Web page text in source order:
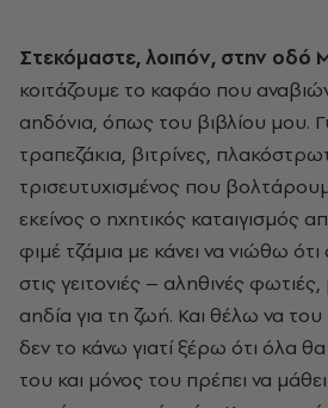
Στεκόμαστε, λοιπόν, στην
κοιτάζουμε το καφάο που
αηδόνια, όπως του βιβλίου μου.
τραπεζάκια, βιτρίνες,
τρισευτυχισμένος που
εκείνος ο ηχητικός καταιγισμός
φιμέ τζάμια με κάνει να νιώθω
στις γειτονιές – αληθινές
αηδία για τη ζωή. Και θέλω να
δεν το κάνω γιατί ξέρω ότι όλα
του και μόνος του πρέπει να